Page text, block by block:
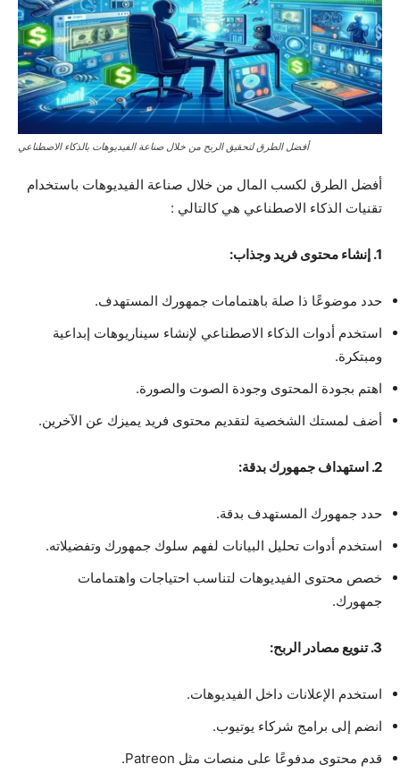
أفضل الطرق لتحقيق الربح من خلال صناعة الفيديوهات بالذكاء الاصطناعي
أفضل الطرق لكسب المال من خلال صناعة الفيديوهات باستخدام
تقنيات الذكاء الاصطناعي هي كالتالي :
1. إنشاء محتوى فريد وجذاب:
حدد موضوعًا ذا صلة باهتمامات جمهورك المستهدف.
استخدم أدوات الذكاء الاصطناعي لإنشاء سيناريوهات إبداعية
ومبتكرة.
اهتم بجودة المحتوى وجودة الصوت والصورة.
أضف لمستك الشخصية لتقديم محتوى فريد يميزك عن الآخرين.
2. استهداف جمهورك بدقة:
حدد جمهورك المستهدف بدقة.
استخدم أدوات تحليل البيانات لفهم سلوك جمهورك وتفضيلاته.
خصص محتوى الفيديوهات لتناسب احتياجات واهتمامات
جمهورك.
3. تنويع مصادر الربح:
استخدم الإعلانات داخل الفيديوهات.
انضم إلى برامج شركاء يوتيوب.
قدم محتوى مدفوعًا على منصات مثل Patreon.